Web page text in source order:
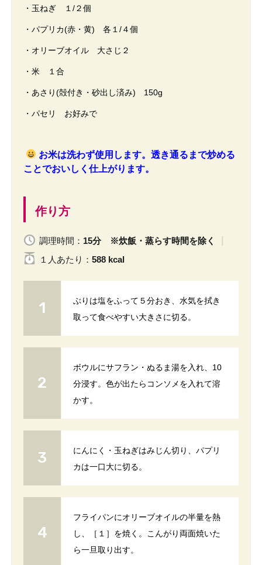
・玉ねぎ １/２個
・パプリカ(赤・黄) 各１/４個
・オリーブオイル 大さじ２
・米 １合
・あさり(殻付き・砂出し済み) 150g
・パセリ お好みで
お米は洗わず使用します。透き通るまで炒める
ことでおいしく仕上がります。
作り方
調理時間： 15分 ※炊飯・蒸らす時間を除く
１人 あたり ： 588 kcal
ぶりは塩をふって５分おき、水気を拭き
取って食べやすい大きさに切る。
ボウルにサフラン・ぬるま湯を入れ、10
分浸す。色が出たらコンソメを入れて溶
かす。
にんにく・玉ねぎはみじん切り、パプリ
カは一口大に切る。
フライパンにオリーブオイルの半量を熱
し、［１］を焼く。こんがり両面焼いた
ら一旦取り出す。